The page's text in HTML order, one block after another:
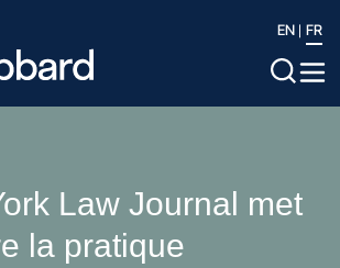
EN FR
Law Journal met
la pratique